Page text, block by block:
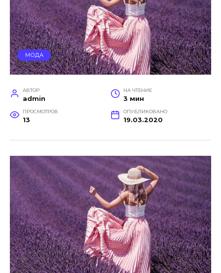
МОДА
АВТОР
admin
НА ЧТЕНИЕ
3 мин
ПРОСМОТРОВ
13
ОПУБЛИКОВАНО
19.03.2020